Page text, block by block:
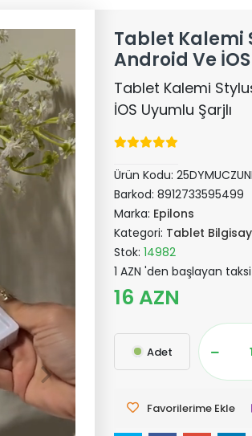
Tablet Kalemi
Android Ve
Tablet Kalemi
İOS Uyumlu Şarjlı
Ürün Kodu:
Barkod:8912733595499
Marka: Epilons
Kategori: Tablet
Stok:14982
1 AZN 'den başlayan
16 AZN
Adet
Favorilerime Ekle